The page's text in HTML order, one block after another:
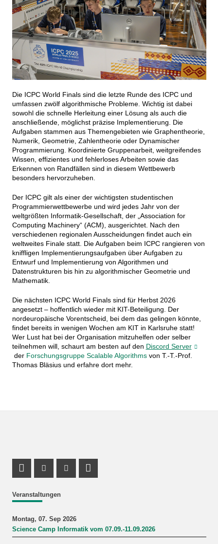
Die ICPC World Finals sind die letzte Runde des ICPC und
umfassen zwölf algorithmische Probleme. Wichtig ist dabei
sowohl die schnelle Herleitung einer Lösung als auch die
anschließende, möglichst präzise Implementierung. Die
Aufgaben stammen aus Themengebieten wie Graphentheorie,
Numerik, Geometrie, Zahlentheorie oder Dynamischer
Programmierung. Koordinierte Gruppenarbeit, weitgreifendes
Wissen, effizientes und fehlerloses Arbeiten sowie das
Erkennen von Randfällen sind in diesem Wettbewerb
besonders hervorzuheben.
Der ICPC gilt als einer der wichtigsten studentischen
Programmierwettbewerbe und wird jedes Jahr von der
weltgrößten Informatik-Gesellschaft, der „Association for
Computing Machinery“ (ACM), ausgerichtet. Nach den
verschiedenen regionalen Ausscheidungen findet auch ein
weltweites Finale statt. Die Aufgaben beim ICPC rangieren von
kniffligen Implementierungsaufgaben über Aufgaben zu
Entwurf und Implementierung von Algorithmen und
Datenstrukturen bis hin zu algorithmischer Geometrie und
Mathematik.
Die nächsten ICPC World Finals sind für Herbst 2026
angesetzt – hoffentlich wieder mit KIT-Beteiligung. Der
nordeuropäische Vorentscheid, bei dem das gelingen könnte,
findet bereits in wenigen Wochen am KIT in Karlsruhe statt!
Wer Lust hat bei der Organisation mitzuhelfen oder selber
teilnehmen will, schaurt am besten auf den Discord Server
der Forschungsgruppe Scalable Algorithmsvon T.-T.-Prof.
Thomas Bläsius und erfahre dort mehr.
Veranstaltungen
Montag, 07. Sep 2026
Science Camp Informatik vom 07.09.-11.09.2026
Profil Mastodon
Instagram Profil
Youtube Profil
LinkedIn Profil